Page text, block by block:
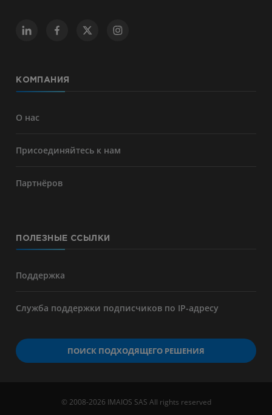
КОМПАНИЯ
О нас
Присоединяйтесь к нам
Партнёров
ПОЛЕЗНЫЕ ССЫЛКИ
Поддержка
Служба поддержки подписчиков по IP-адресу
ПОИСК ПОДХОДЯЩЕГО РЕШЕНИЯ
© 2008-2026 IMAIOS SAS All rights reserved